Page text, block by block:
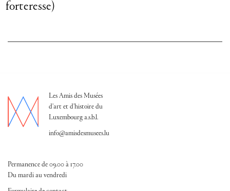
Luxembourg
Les Amis des Musées
d'art et d'histoire du
Luxembourg a.s.b.l.
info@amisdesmusees.lu
Permanence de 09.00 à 17.00
Du mardi au vendredi